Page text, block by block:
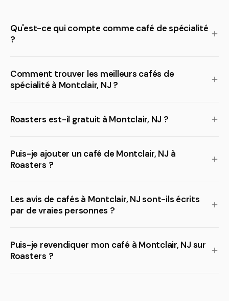
Qu'est-ce qui compte comme café de spécialité
?
Comment trouver les meilleurs cafés de
spécialité à Montclair, NJ ?
Roasters est-il gratuit à Montclair, NJ ?
Puis-je ajouter un café de Montclair, NJ à
Roasters ?
Les avis de cafés à Montclair, NJ sont-ils écrits
par de vraies personnes ?
Puis-je revendiquer mon café à Montclair, NJ sur
Roasters ?